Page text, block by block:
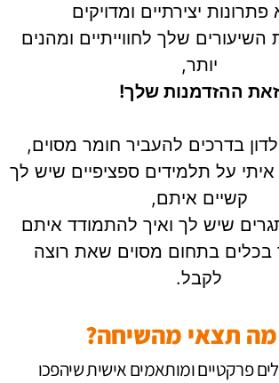
פתרונות יצירתיים ומדויקים
שלך לחווייתיים ומהנים
יותר,
זאת ההזדמנות שלך!
בדרכים להעביר חומר מסוים,
איתי על תלמידים ספציפיים שיש לך
קשיים איתם,
שיש לך ואיך להתמודד איתם
בתחום מסוים שאת רוצה
לקבל.
תצאי מהשיחה?
פרקטיים ומותאמים אישית שיהפכו